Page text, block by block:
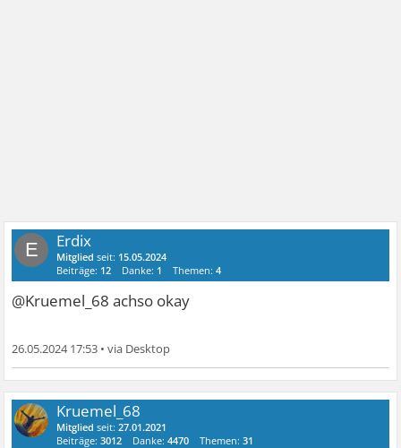
E Erdix
Mitglied seit: 15.05.2024
Beiträge: 12 Danke: 1 Themen:4
@Kruemel_68 achso okay
26.05.2024 17:53 •
Kruemel_68
Mitglied seit:27.01.2021
Beiträge:3012 Danke:4470 Themen:31